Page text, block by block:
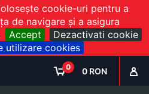
cookie-uri pentru a
de navigare și a asigura
Accept
Dezactivati cookie
utilizare cookies
0 0 RON